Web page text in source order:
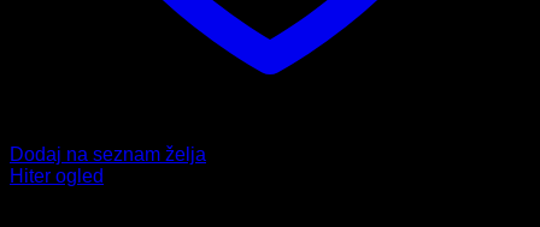
Dodaj na seznam želja
Hiter ogled